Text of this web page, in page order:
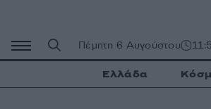
περιεχόμενο
Πέμπτη 6 Αυγούστου
Ελλάδα